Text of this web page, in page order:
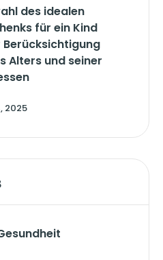
des idealen
für ein Kind
Berücksichtigung
Alters und seiner
2025